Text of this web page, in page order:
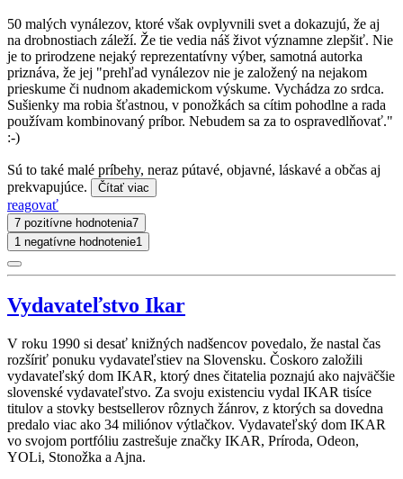
50 malých vynálezov, ktoré však ovplyvnili svet a dokazujú, že aj
na drobnostiach záleží. Že tie vedia náš život významne zlepšiť. Nie
je to prirodzene nejaký reprezentatívny výber, samotná autorka
priznáva, že jej "prehľad vynálezov nie je založený na nejakom
prieskume či nudnom akademickom výskume. Vychádza zo srdca.
Sušienky ma robia šťastnou, v ponožkách sa cítim pohodlne a rada
používam kombinovaný príbor. Nebudem sa za to ospravedlňovať."
:-)
Sú to také malé príbehy, neraz pútavé, objavné, láskavé a občas aj
prekvapujúce.
Čítať viac
reagovať
7 pozitívne hodnotenia7
1 negatívne hodnotenie1
Vydavateľstvo Ikar
V roku 1990 si desať knižných nadšencov povedalo, že nastal čas
rozšíriť ponuku vydavateľstiev na Slovensku. Čoskoro založili
vydavateľský dom IKAR, ktorý dnes čitatelia poznajú ako najväčšie
slovenské vydavateľstvo. Za svoju existenciu vydal IKAR tisíce
titulov a stovky bestsellerov rôznych žánrov, z ktorých sa dovedna
predalo viac ako 34 miliónov výtlačkov. Vydavateľský dom IKAR
vo svojom portfóliu zastrešuje značky IKAR, Príroda, Odeon,
YOLi, Stonožka a Ajna.